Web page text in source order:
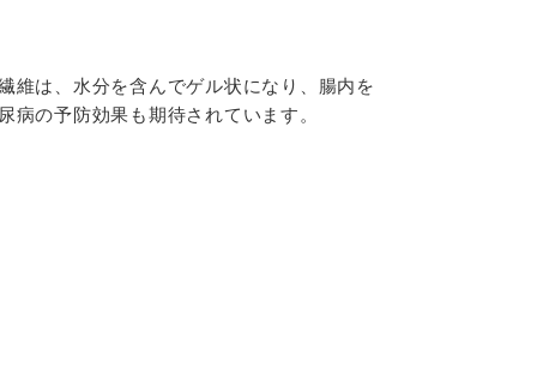
維は、水分を含んでゲル状になり、腸内を
の予防効果も期待されています。